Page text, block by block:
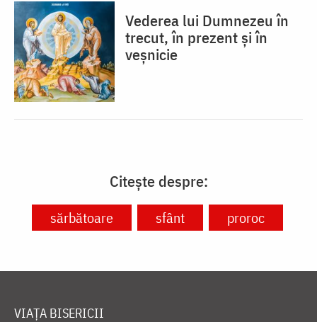
Vederea lui Dumnezeu în
trecut, în prezent și în
veșnicie
Citește despre:
sărbătoare sfânt proroc
VIAȚA BISERICII